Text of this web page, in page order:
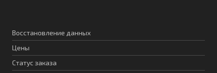
Восстановление данных
Цены
Статус заказа